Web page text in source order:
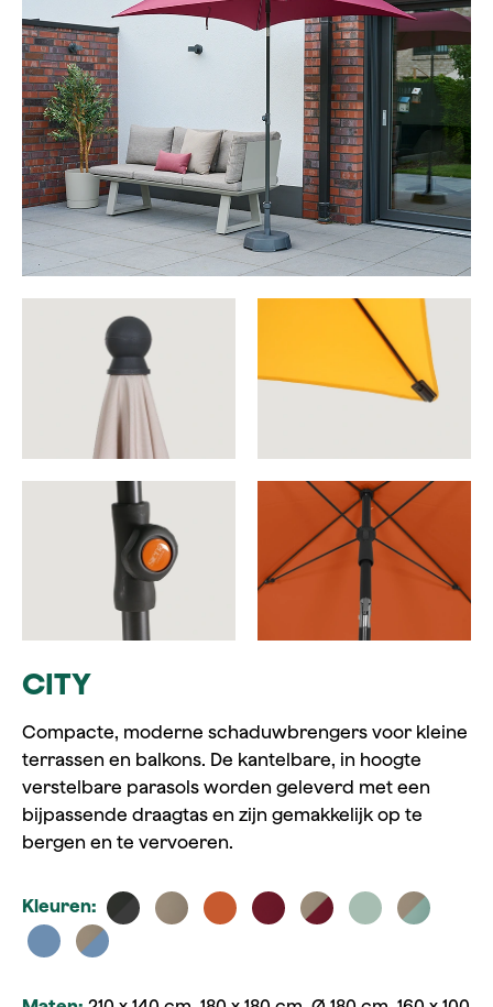
CITY
Compacte, moderne schaduwbrengers voor kleine
terrassen en balkons. De kantelbare, in hoogte
verstelbare parasols worden geleverd met een
bijpassende draagtas en zijn gemakkelijk op te
bergen en te vervoeren.
Kleuren: